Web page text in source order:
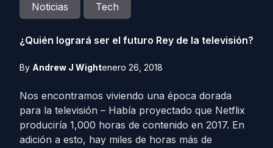
Noticias Tech
¿Quién logrará ser el futuro Rey de la televisión?
By Andrew J Wightenero 26, 2018
Nos encontramos viviendo una época dorada
para la televisión – Había proyectado que Netflix
produciría 1,000 horas de contenido en 2017. En
adición a esto, hay miles de horas más de